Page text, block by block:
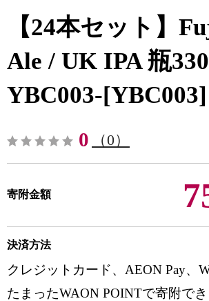
【24本セット】
Ale / UK IPA 瓶
YBC003-[YBC003]
0 （0）
寄附金額
決済方法
クレジットカード、AEON Pay、
たまったWAON POINTで寄附でき